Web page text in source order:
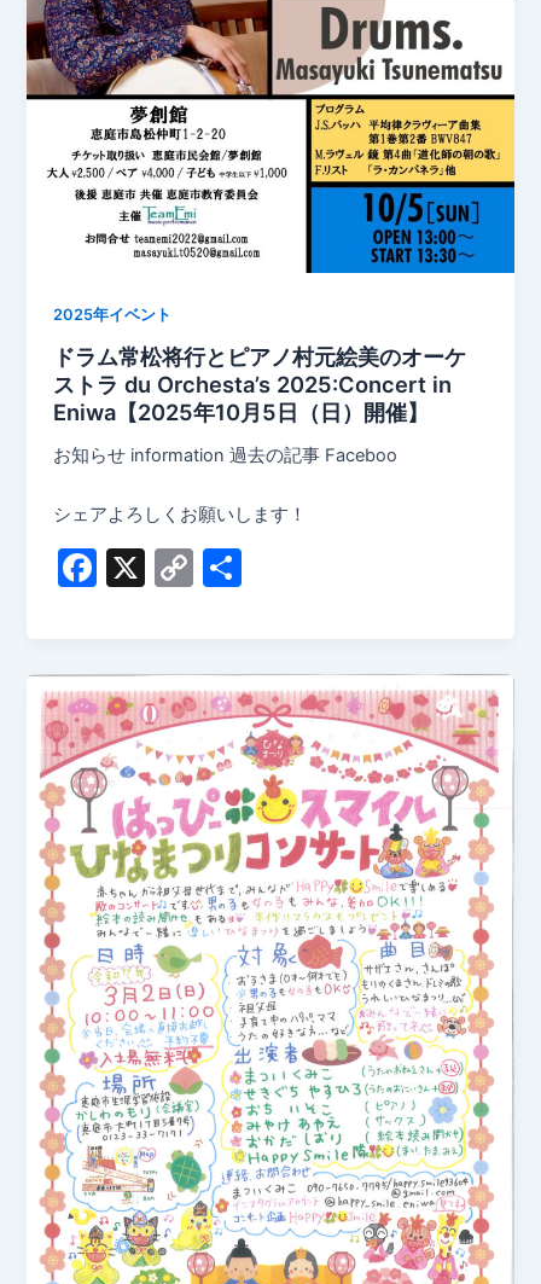
2025年イベント
ドラム常松将行とピアノ村元絵美のオーケ
ストラ du Orchesta’s 2025:Concert in
Eniwa【2025年10月5日（日）開催】
お知らせ information 過去の記事 Faceboo
シェアよろしくお願いします！
F
e
b
o
o
k
X
C
y
Li
n
k